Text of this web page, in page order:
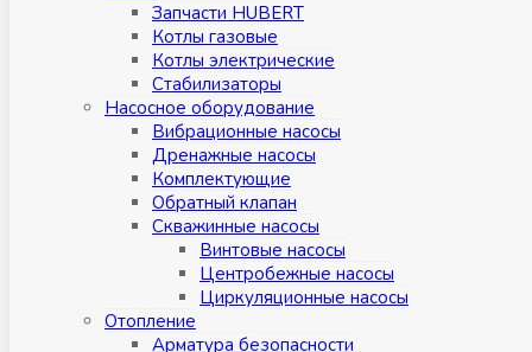
Запчасти HUBERT
Котлы газовые
Котлы электрические
Стабилизаторы
Насосное оборудование
Вибрационные насосы
Дренажные насосы
Комплектующие
Обратный клапан
Скважинные насосы
Винтовые насосы
Центробежные насосы
Циркуляционные насосы
Отопление
Арматура безопасности